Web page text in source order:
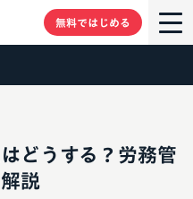
無料ではじめる
どうする？労務管
説